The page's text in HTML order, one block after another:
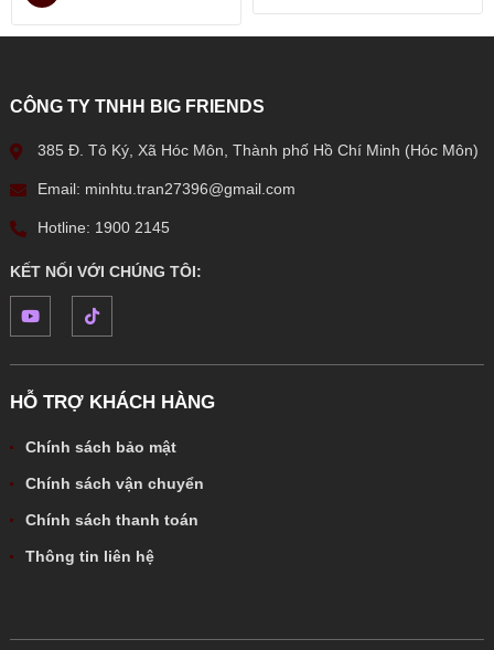
CÔNG TY TNHH BIG FRIENDS
385 Đ. Tô Ký, Xã Hóc Môn, Thành phố Hồ Chí Minh (Hóc Môn)
Email: minhtu.tran27396@gmail.com
Hotline: 1900 2145
KẾT NỐI VỚI CHÚNG TÔI:
HỖ TRỢ KHÁCH HÀNG
Chính sách bảo mật
Chính sách vận chuyển
Chính sách thanh toán
Thông tin liên hệ